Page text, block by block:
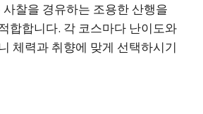
찰을 경유하는 조용한 산행을
합합니다. 각 코스마다 난이도와
체력과 취향에 맞게 선택하시기